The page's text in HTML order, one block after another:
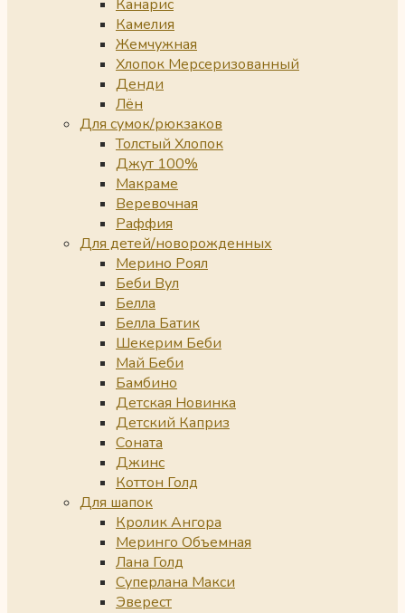
Канарис
Камелия
Жемчужная
Хлопок Мерсеризованный
Денди
Лён
Для сумок/рюкзаков
Толстый Хлопок
Джут 100%
Макраме
Веревочная
Раффия
Для детей/новорожденных
Мерино Роял
Беби Вул
Белла
Белла Батик
Шекерим Беби
Май Беби
Бамбино
Детская Новинка
Детский Каприз
Соната
Джинс
Коттон Голд
Для шапок
Кролик Ангора
Меринго Объемная
Лана Голд
Суперлана Макси
Эверест